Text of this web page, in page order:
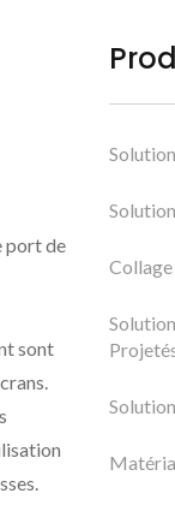
port de
sont